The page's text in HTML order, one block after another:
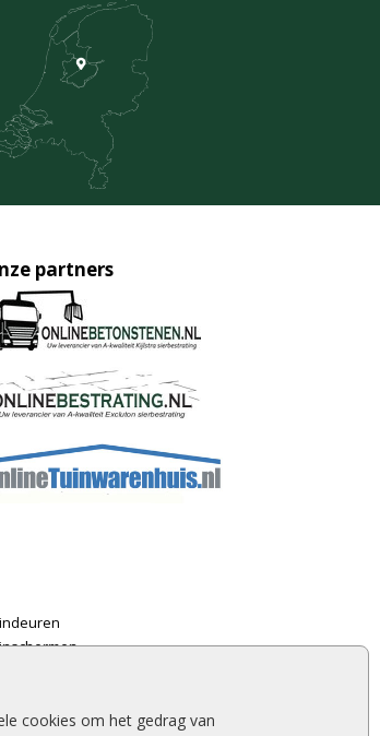
cookies om het gedrag van
partners
hout